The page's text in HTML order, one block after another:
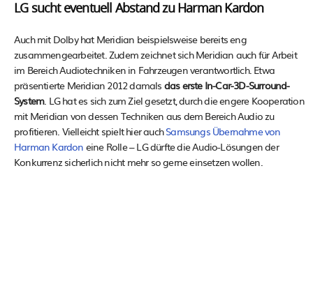
LG sucht eventuell Abstand zu Harman Kardon
Auch mit Dolby hat Meridian beispielsweise bereits eng
zusammengearbeitet. Zudem zeichnet sich Meridian auch für Arbeit
im Bereich Audiotechniken in Fahrzeugen verantwortlich. Etwa
präsentierte Meridian 2012 damals das erste In-Car-3D-Surround-
System. LG hat es sich zum Ziel gesetzt, durch die engere Kooperation
mit Meridian von dessen Techniken aus dem Bereich Audio zu
profitieren. Vielleicht spielt hier auchSamsungs Übernahme von
Harman Kardon eine Rolle – LG dürfte die Audio-Lösungen der
Konkurrenz sicherlich nicht mehr so gerne einsetzen wollen.